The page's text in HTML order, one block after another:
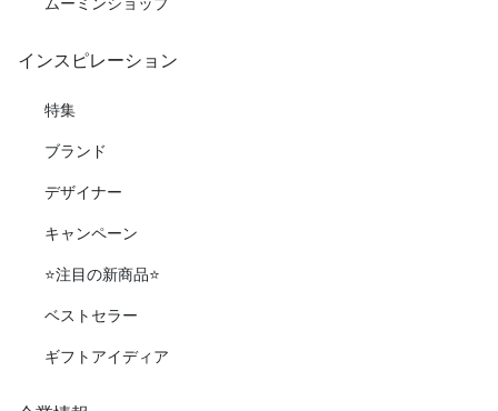
インスピレーション
特集
ブランド
デザイナー
キャンペーン
⭐️注目の新商品⭐️
ベストセラー
ギフトアイディア